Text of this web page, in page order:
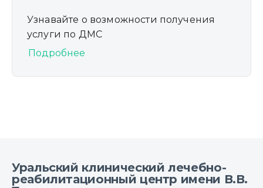
Узнавайте о возможности получения
услуги по ДМС
Подробнее
Уральский клинический лечебно-
реабилитационный центр имени В.В.